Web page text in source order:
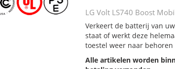
LG Volt LS740 Boost
Verkeert de batterij van
staat of werkt deze
toestel weer naar
Alle artikelen worden